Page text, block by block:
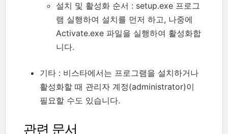
설치 및 활성화 순서 : setup.exe 프로그
램 실행하여 설치를 먼저 하고, 나중에
Activate.exe 파일을 실행하여 활성화합
니다.
기타 : 비스타에서는 프로그램을 설치하거나
활성화할 때 관리자 계정(administrator)이
필요할 수도 있습니다.
관련 문서